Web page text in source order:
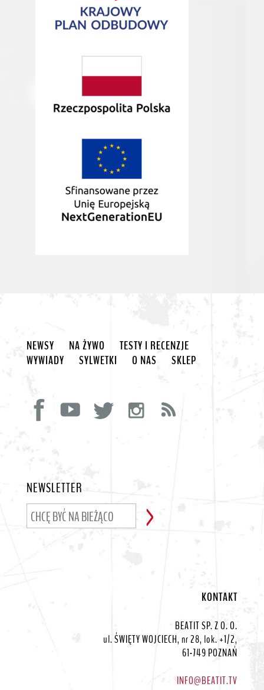
NEWSY NA ŻYWO
TESTY I RECENZJE
WYWIADY
SYLWETKI O NAS SKLEP
NEWSLETTER
KONTAKT
BEATIT SP. Z O. O.
ul. ŚWIĘTY WOJCIECH, nr 28, lok. +1/2,
61-749 POZNAŃ
INFO@BEATIT.TV